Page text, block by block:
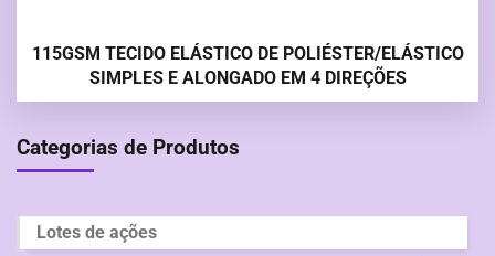
115GSM TECIDO ELÁSTICO DE POLIÉSTER/ELÁSTICO
SIMPLES E ALONGADO EM 4 DIREÇÕES
Categorias de Produtos
Lotes de ações